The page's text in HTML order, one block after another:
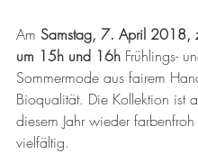
Am Samstag, 7. April 2018,
um 15h und 16h Frühlings-
Sommermode aus fairem
Bioqualität. Die Kollektion ist
diesem Jahr wieder
vielfältig.